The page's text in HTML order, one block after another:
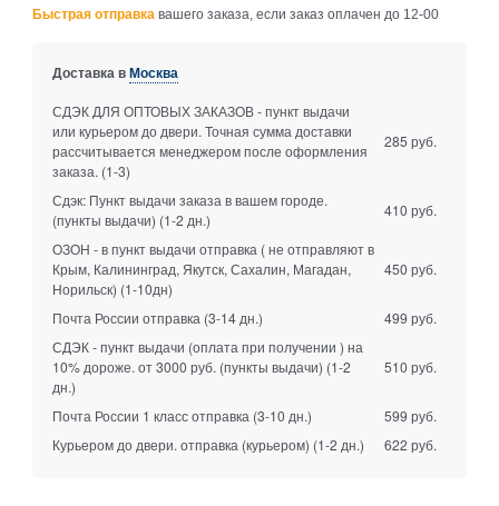
Быстрая отправка вашего заказа, если заказ оплачен до 12-00
Доставка вМосква
СДЭК ДЛЯ ОПТОВЫХ ЗАКАЗОВ - пункт выдачи
или курьером до двери. Точная сумма доставки
рассчитывается менеджером после оформления
заказа. (1-3)
285 руб.
Сдэк: Пункт выдачи заказа в вашем городе.
(пункты выдачи) (1-2 дн.)
410 руб.
ОЗОН - в пункт выдачи отправка ( не отправляют в
Крым, Калининград, Якутск, Сахалин, Магадан,
Норильск) (1-10дн)
450 руб.
Почта России отправка (3-14 дн.)
499 руб.
СДЭК - пункт выдачи (оплата при получении ) на
10% дороже. от 3000 руб. (пункты выдачи) (1-2
дн.)
510 руб.
Почта России 1 класс отправка (3-10 дн.)
599 руб.
Курьером до двери. отправка (курьером) (1-2 дн.) 622 руб.